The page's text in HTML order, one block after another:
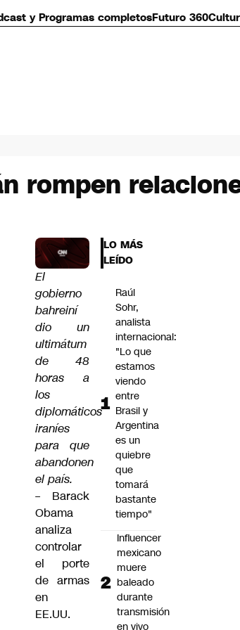
y Programas completosFuturo 360
rompen
El
gobierno
bahreiní
dio un
ultimátum
de 48
horas a
los
diplomáticos
iraníes
para que
abandonen
el país.
– Barack
Obama
analiza
controlar
el porte
de armas
en
EE.UU.
LO MÁS
LEÍDO
Raúl
Sohr,
analista
internacional:
"Lo que
estamos
viendo
entre
Brasil y
Argentina
es un
quiebre
que
tomará
bastante
tiempo"
Influencer
mexicano
muere
baleado
durante
transmisión
en vivo